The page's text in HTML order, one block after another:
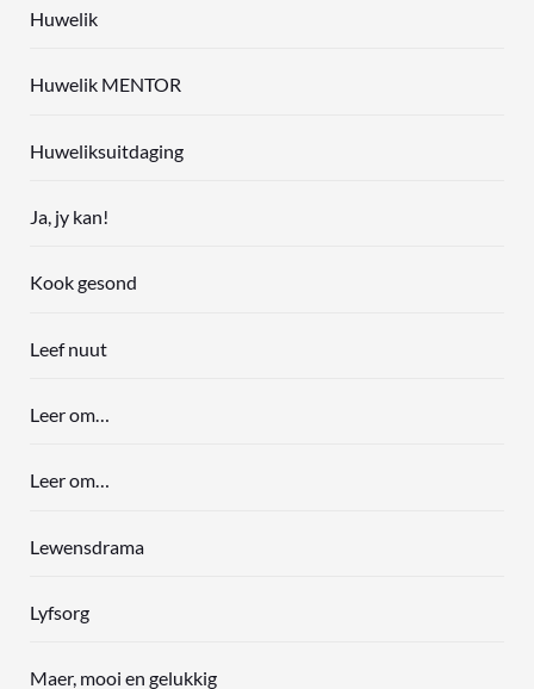
Huwelik
Huwelik MENTOR
Huweliksuitdaging
Ja, jy kan!
Kook gesond
Leef nuut
Leer om…
Leer om…
Lewensdrama
Lyfsorg
Maer, mooi en gelukkig